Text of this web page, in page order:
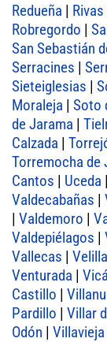
Redueña |
Robregordo |
San Sebastián
Serracines |
Sieteiglesias |
Moraleja | Soto
de Jarama |
Calzada |
Torremocha de
Cantos | Uceda |
Valdecabañas |
| Valdemoro |
Valdepiélagos |
Vallecas |
Venturada |
Castillo |
Pardillo | Villar
Odón |